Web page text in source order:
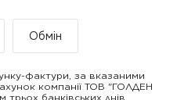
Обмін
фактури, за вказаними
компанії ТОВ "ГОЛДЕН
банківських днів.